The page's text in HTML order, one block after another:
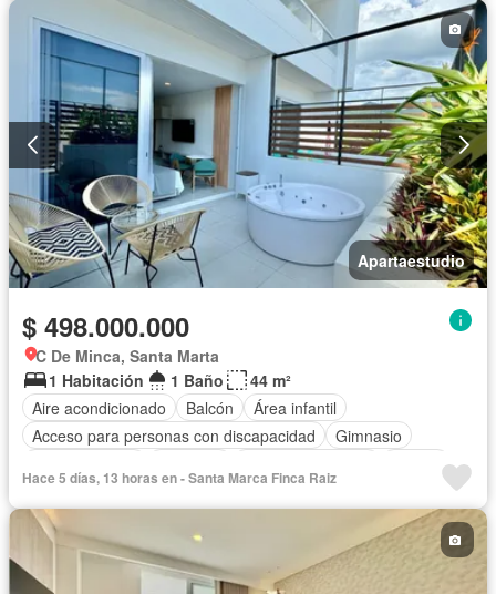
Piscina Agua
Apartaestudio
$ 498.000.000
C De Minca, Santa Marta
1 Habitación
1 Baño
44 m²
Aire acondicionado
Balcón
Área infantil
Acceso para personas con discapacidad
Gimnasio
Agua
Hace 5 días, 13 horas en - Santa Marca Finca Raiz